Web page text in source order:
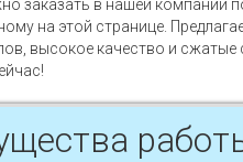
заказать в нашей компании
на этой странице.
высокое качество и